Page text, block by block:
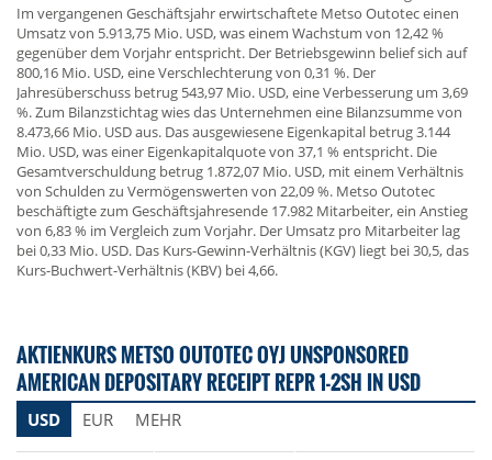
Im vergangenen Geschäftsjahr erwirtschaftete Metso Outotec einen
Umsatz von 5.913,75 Mio. USD, was einem Wachstum von 12,42 %
gegenüber dem Vorjahr entspricht. Der Betriebsgewinn belief sich auf
800,16 Mio. USD, eine Verschlechterung von 0,31 %. Der
Jahresüberschuss betrug 543,97 Mio. USD, eine Verbesserung um 3,69
%. Zum Bilanzstichtag wies das Unternehmen eine Bilanzsumme von
8.473,66 Mio. USD aus. Das ausgewiesene Eigenkapital betrug 3.144
Mio. USD, was einer Eigenkapitalquote von 37,1 % entspricht. Die
Gesamtverschuldung betrug 1.872,07 Mio. USD, mit einem Verhältnis
von Schulden zu Vermögenswerten von 22,09 %. Metso Outotec
beschäftigte zum Geschäftsjahresende 17.982 Mitarbeiter, ein Anstieg
von 6,83 % im Vergleich zum Vorjahr. Der Umsatz pro Mitarbeiter lag
bei 0,33 Mio. USD. Das Kurs-Gewinn-Verhältnis (KGV) liegt bei 30,5, das
Kurs-Buchwert-Verhältnis (KBV) bei 4,66.
AKTIENKURS METSO OUTOTEC OYJ UNSPONSORED
AMERICAN DEPOSITARY RECEIPT REPR 1-2SH IN USD
USD EUR MEHR